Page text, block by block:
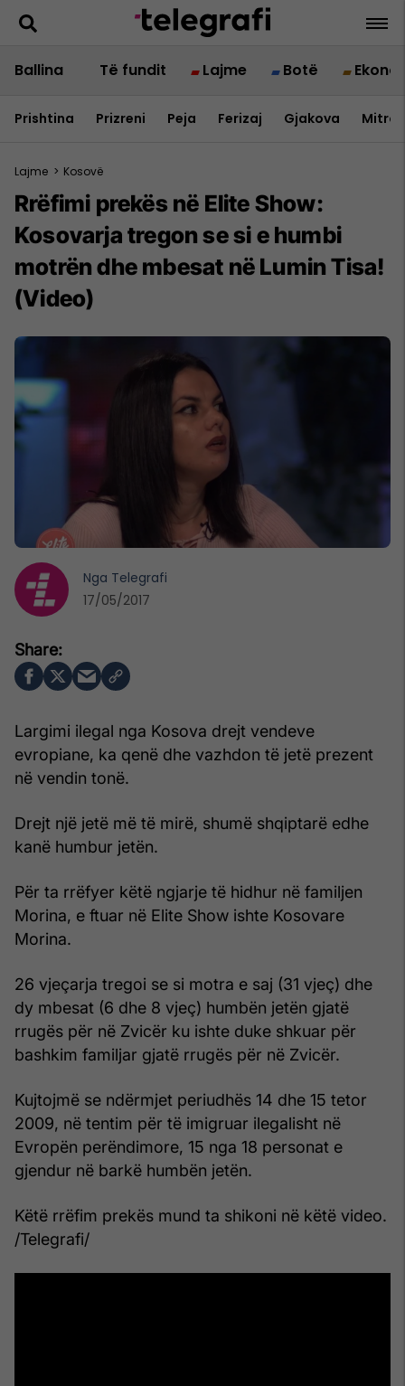
Ballina Të fundit Lajme Botë
Prishtina Prizreni Peja Ferizaj Gjakova
Lajme > Kosovë
Rrëfimi prekës në Elite Show:
Kosovarja tregon se si e humbi
motrën dhe mbesat në Lumin Tisa!
(Video)
Largimi ilegal nga Kosova drejt vendeve
evropiane, ka qenë dhe vazhdon të jetë prezent
në vendin tonë.
Drejt një jetë më të mirë, shumë shqiptarë edhe
kanë humbur jetën.
Për ta rrëfyer këtë ngjarje të hidhur në familjen
Morina, e ftuar në Elite Show ishte Kosovare
Morina.
26 vjeçarja tregoi se si motra e saj (31 vjeç) dhe
dy mbesat (6 dhe 8 vjeç) humbën jetën gjatë
rrugës për në Zvicër ku ishte duke shkuar për
bashkim familjar gjatë rrugës për në Zvicër.
Kujtojmë se ndërmjet periudhës 14 dhe 15 tetor
2009, në tentim për të imigruar ilegalisht në
Evropën perëndimore, 15 nga 18 personat e
gjendur në barkë humbën jetën.
Këtë rrëfim prekës mund ta shikoni në këtë video.
/Telegrafi/
Nga Telegrafi
17/05/2017